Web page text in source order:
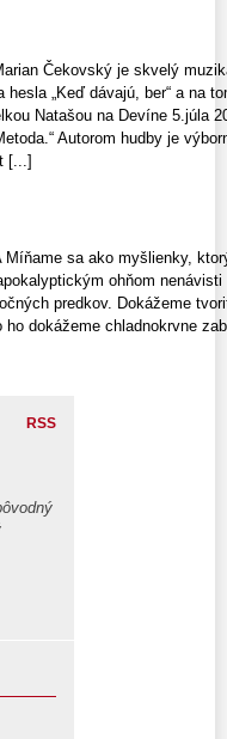
Čekovský je skvelý
hesla „Keď dávajú, ber“ a na
Natašou na Devíne 5.júla
Autorom hudby je
[...]
Míňame sa ako myšlienky,
ohňom
predkov. Dokážeme
ho dokážeme chladnokrvne
RSS